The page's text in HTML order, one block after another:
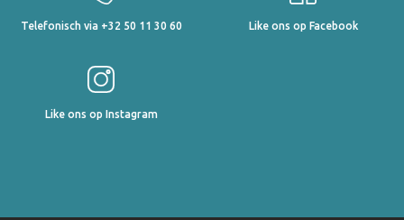
Telefonisch via +32 50 11 30 60 Like ons op Facebook
Like ons op Instagram